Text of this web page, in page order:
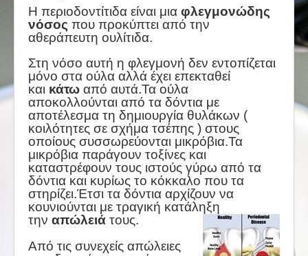
Η περιοδοντίτιδα είναι μια φλεγμονώδης
νόσος που προκύπτει από την
αθεράπευτη ουλίτιδα.
Στη νόσο αυτή η φλεγμονή δεν εντοπίζεται
μόνο στα ούλα αλλά έχει επεκταθεί
και κάτω από αυτά.Τα ούλα
αποκολλούνται από τα δόντια με
αποτέλεσμα τη δημιουργία θυλάκων (
κοιλότητες σε σχήμα τσέπης ) στους
οποίους συσσωρεύονται μικρόβια.Τα
μικρόβια παράγουν τοξίνες και
καταστρέφουν τους ιστούς γύρω από τα
δόντια και κυρίως το κόκκαλο που τα
στηρίζει.Έτσι τα δόντια αρχίζουν να
κουνιούνται με τραγική κατάληξη
την απώλειά τους.
Από τις συνεχείς απώλειες